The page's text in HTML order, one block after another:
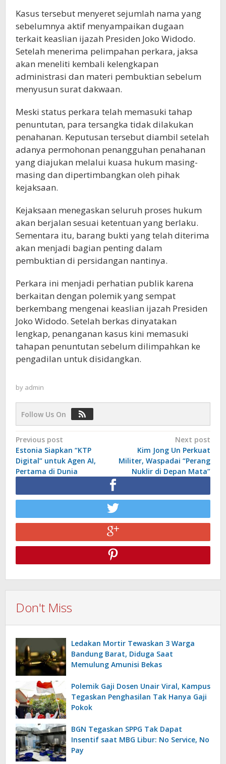
Kasus tersebut menyeret sejumlah nama yang
sebelumnya aktif menyampaikan dugaan
terkait keaslian ijazah Presiden Joko Widodo.
Setelah menerima pelimpahan perkara, jaksa
akan meneliti kembali kelengkapan
administrasi dan materi pembuktian sebelum
menyusun surat dakwaan.
Meski status perkara telah memasuki tahap
penuntutan, para tersangka tidak dilakukan
penahanan. Keputusan tersebut diambil setelah
adanya permohonan penangguhan penahanan
yang diajukan melalui kuasa hukum masing-
masing dan dipertimbangkan oleh pihak
kejaksaan.
Kejaksaan menegaskan seluruh proses hukum
akan berjalan sesuai ketentuan yang berlaku.
Sementara itu, barang bukti yang telah diterima
akan menjadi bagian penting dalam
pembuktian di persidangan nantinya.
Perkara ini menjadi perhatian publik karena
berkaitan dengan polemik yang sempat
berkembang mengenai keaslian ijazah Presiden
Joko Widodo. Setelah berkas dinyatakan
lengkap, penanganan kasus kini memasuki
tahapan penuntutan sebelum dilimpahkan ke
pengadilan untuk disidangkan.
by admin
Follow Us On
Post
navigation
Previous post
Estonia Siapkan “KTP
Digital” untuk Agen AI,
Pertama di Dunia
Next post
Kim Jong Un Perkuat
Militer, Waspadai “Perang
Nuklir di Depan Mata”
Don't Miss
Ledakan Mortir Tewaskan 3 Warga
Bandung Barat, Diduga Saat
Memulung Amunisi Bekas
Polemik Gaji Dosen Unair Viral, Kampus
Tegaskan Penghasilan Tak Hanya Gaji
Pokok
BGN Tegaskan SPPG Tak Dapat
Insentif saat MBG Libur: No Service, No
Pay